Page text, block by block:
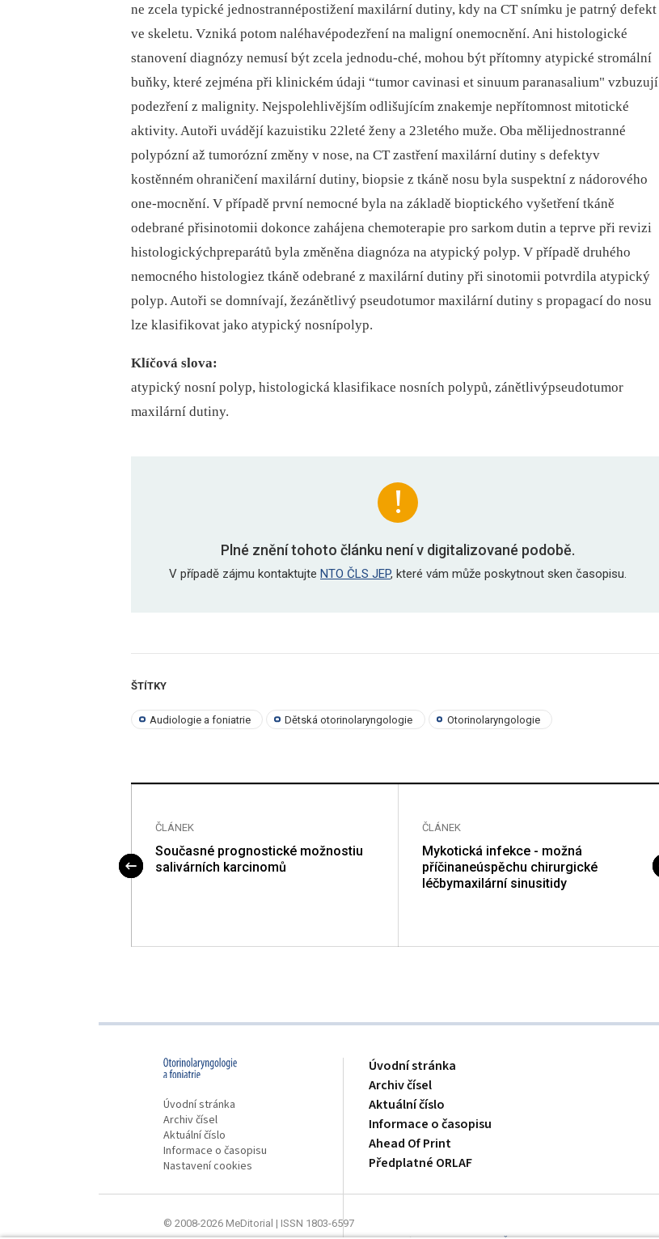
ne zcela typické jednostrannépostižení maxilární dutiny, kdy na CT snímku je patrný defekt
ve skeletu. Vzniká potom naléhavépodezření na maligní onemocnění. Ani histologické
stanovení diagnózy nemusí být zcela jednodu-ché, mohou být přítomny atypické stromální
buňky, které zejména při klinickém údaji “tumor cavinasi et sinuum paranasalium" vzbuzují
podezření z malignity. Nejspolehlivějším odlišujícím znakemje nepřítomnost mitotické
aktivity. Autoři uvádějí kazuistiku 22leté ženy a 23letého muže. Oba mělijednostranné
polypózní až tumorózní změny v nose, na CT zastření maxilární dutiny s defektyv
kostěnném ohraničení maxilární dutiny, biopsie z tkáně nosu byla suspektní z nádorového
one-mocnění. V případě první nemocné byla na základě bioptického vyšetření tkáně
odebrané přisinotomii dokonce zahájena chemoterapie pro sarkom dutin a teprve při revizi
histologickýchpreparátů byla změněna diagnóza na atypický polyp. V případě druhého
nemocného histologiez tkáně odebrané z maxilární dutiny při sinotomii potvrdila atypický
polyp. Autoři se domnívají, žezánětlivý pseudotumor maxilární dutiny s propagací do nosu
lze klasifikovat jako atypický nosnípolyp.
Klíčová slova:
atypický nosní polyp, histologická klasifikace nosních polypů, zánětlivýpseudotumor
maxilární dutiny.
Plné znění tohoto článku není v digitalizované podobě.
V případě zájmu kontaktujte NTO ČLS JEP, které vám může poskytnout sken časopisu.
ŠTÍTKY
Audiologie a foniatrie Dětská otorinolaryngologie Otorinolaryngologie
ČLÁNEK
Současné prognostické možnostiu
salivárních karcinomů
ČLÁNEK
Mykotická infekce - možná
příčinaneúspěchu chirurgické
léčbymaxilární sinusitidy
Úvodní stránka
Archiv čísel
Aktuální číslo
Informace o časopisu
Nastavení cookies
Úvodní stránka
Archiv čísel
Aktuální číslo
Informace o časopisu
Ahead Of Print
Předplatné ORLAF
© 2008-2026 MeDitorial | ISSN 1803-6597